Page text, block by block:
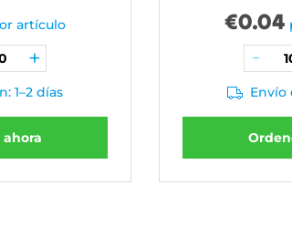
artículo
1–2 días
€0.04
Envío